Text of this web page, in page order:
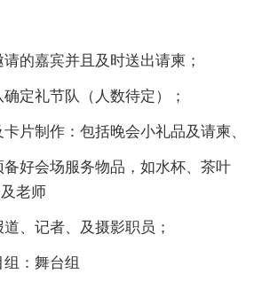
嘉宾并且及时送出请柬；
礼节队（人数待定）；
制作：包括晚会小礼品及请柬、
好会场服务物品，如水杯、茶叶
老师
记者、及摄影职员；
：舞台组